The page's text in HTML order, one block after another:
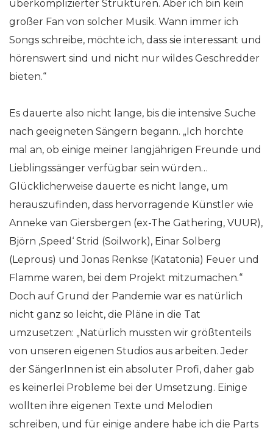
überkomplizierter Strukturen. Aber ich bin kein
großer Fan von solcher Musik. Wann immer ich
Songs schreibe, möchte ich, dass sie interessant und
hörenswert sind und nicht nur wildes Geschredder
bieten.“
Es dauerte also nicht lange, bis die intensive Suche
nach geeigneten Sängern begann. „Ich horchte
mal an, ob einige meiner langjährigen Freunde und
Lieblingssänger verfügbar sein würden…
Glücklicherweise dauerte es nicht lange, um
herauszufinden, dass hervorragende Künstler wie
Anneke van Giersbergen (ex-The Gathering, VUUR),
Björn ‚Speed‘ Strid (Soilwork), Einar Solberg
(Leprous) und Jonas Renkse (Katatonia) Feuer und
Flamme waren, bei dem Projekt mitzumachen.“
Doch auf Grund der Pandemie war es natürlich
nicht ganz so leicht, die Pläne in die Tat
umzusetzen: „Natürlich mussten wir größtenteils
von unseren eigenen Studios aus arbeiten. Jeder
der SängerInnen ist ein absoluter Profi, daher gab
es keinerlei Probleme bei der Umsetzung. Einige
wollten ihre eigenen Texte und Melodien
schreiben, und für einige andere habe ich die Parts